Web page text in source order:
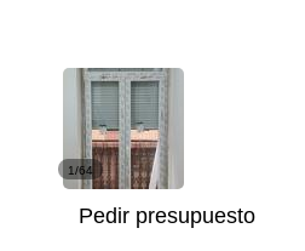
1/64
Pedir presupuesto